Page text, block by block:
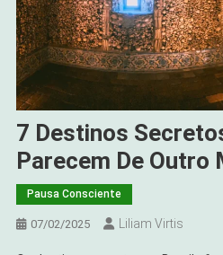
7 Destinos
Parecem De Outro
Pausa Consciente
07/02/2025 Liliam Virtis